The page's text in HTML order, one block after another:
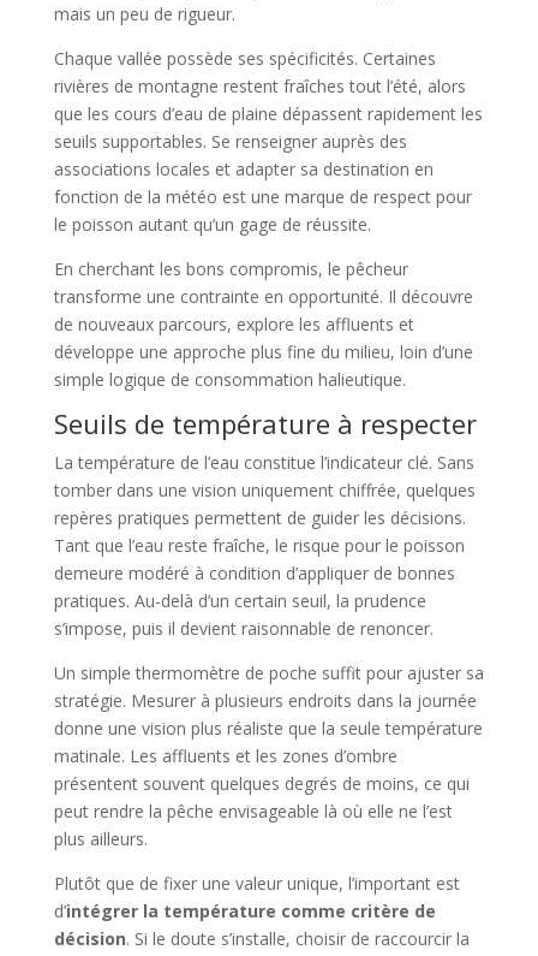
mais un peu de rigueur.
Chaque vallée possède ses spécificités. Certaines
rivières de montagne restent fraîches tout l’été, alors
que les cours d’eau de plaine dépassent rapidement les
seuils supportables. Se renseigner auprès des
associations locales et adapter sa destination en
fonction de la météo est une marque de respect pour
le poisson autant qu’un gage de réussite.
En cherchant les bons compromis, le pêcheur
transforme une contrainte en opportunité. Il découvre
de nouveaux parcours, explore les affluents et
développe une approche plus fine du milieu, loin d’une
simple logique de consommation halieutique.
Seuils de température à respecter
La température de l’eau constitue l’indicateur clé. Sans
tomber dans une vision uniquement chiffrée, quelques
repères pratiques permettent de guider les décisions.
Tant que l’eau reste fraîche, le risque pour le poisson
demeure modéré à condition d’appliquer de bonnes
pratiques. Au-delà d’un certain seuil, la prudence
s’impose, puis il devient raisonnable de renoncer.
Un simple thermomètre de poche suffit pour ajuster sa
stratégie. Mesurer à plusieurs endroits dans la journée
donne une vision plus réaliste que la seule température
matinale. Les affluents et les zones d’ombre
présentent souvent quelques degrés de moins, ce qui
peut rendre la pêche envisageable là où elle ne l’est
plus ailleurs.
Plutôt que de fixer une valeur unique, l’important est
d’intégrer la température comme critère de
décision. Si le doute s’installe, choisir de raccourcir la